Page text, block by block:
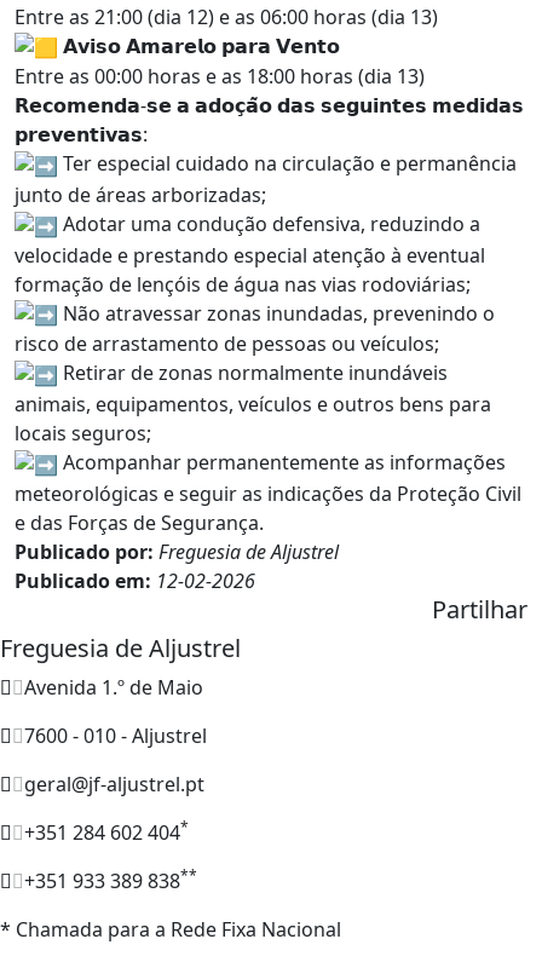
Entre as 21:00 (dia 12) e as 06:00 horas (dia 13)
𝗔𝘃𝗶𝘀𝗼 𝗔𝗺𝗮𝗿𝗲𝗹𝗼 𝗽𝗮𝗿𝗮 𝗩𝗲𝗻𝘁𝗼
Entre as 00:00 horas e as 18:00 horas (dia 13)
𝗥𝗲𝗰𝗼𝗺𝗲𝗻𝗱𝗮-𝘀𝗲 𝗮 𝗮𝗱𝗼𝗰̧𝗮̃𝗼 𝗱𝗮𝘀 𝘀𝗲𝗴𝘂𝗶𝗻𝘁𝗲𝘀 𝗺𝗲𝗱𝗶𝗱𝗮𝘀
𝗽𝗿𝗲𝘃𝗲𝗻𝘁𝗶𝘃𝗮𝘀:
Ter especial cuidado na circulação e permanência
junto de áreas arborizadas;
Adotar uma condução defensiva, reduzindo a
velocidade e prestando especial atenção à eventual
formação de lençóis de água nas vias rodoviárias;
Não atravessar zonas inundadas, prevenindo o
risco de arrastamento de pessoas ou veículos;
Retirar de zonas normalmente inundáveis
animais, equipamentos, veículos e outros bens para
locais seguros;
Acompanhar permanentemente as informações
meteorológicas e seguir as indicações da Proteção Civil
e das Forças de Segurança.
Publicado por: Freguesia de Aljustrel
Publicado em: 12-02-2026
Partilhar
Freguesia de Aljustrel
Avenida 1.º de Maio
7600 - 010 - Aljustrel
geral@jf-aljustrel.pt
+351 284 602 404*
+351 933 389 838**
* Chamada para a Rede Fixa Nacional